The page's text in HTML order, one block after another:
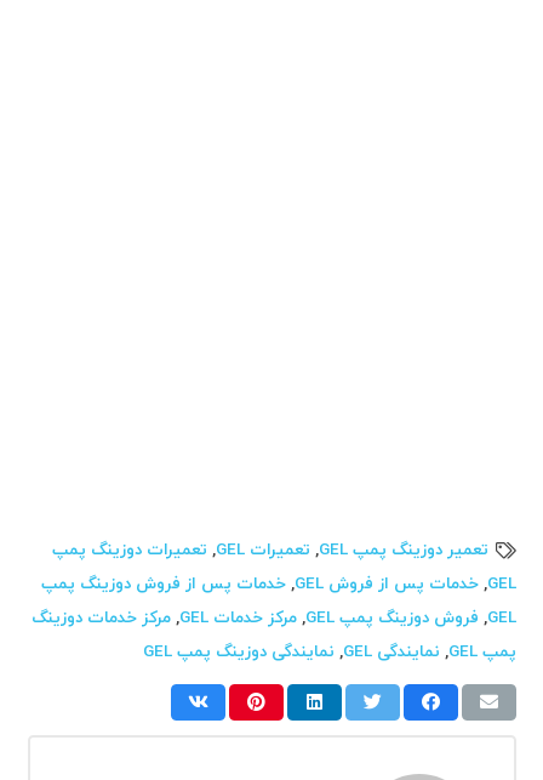
تعمیر دوزینگ پمپ GEL , تعمیرات GEL , تعمیرات دوزینگ پمپ
GEL
,خدمات پس از فروش GEL ,خدمات پس از فروش دوزینگ پمپ
GEL
, فروش دوزینگ پمپ GEL ,مرکز خدمات GEL ,مرکز خدمات دوزینگ
پمپ GEL
, نمایندگی GEL , نمایندگی دوزینگ پمپ GEL